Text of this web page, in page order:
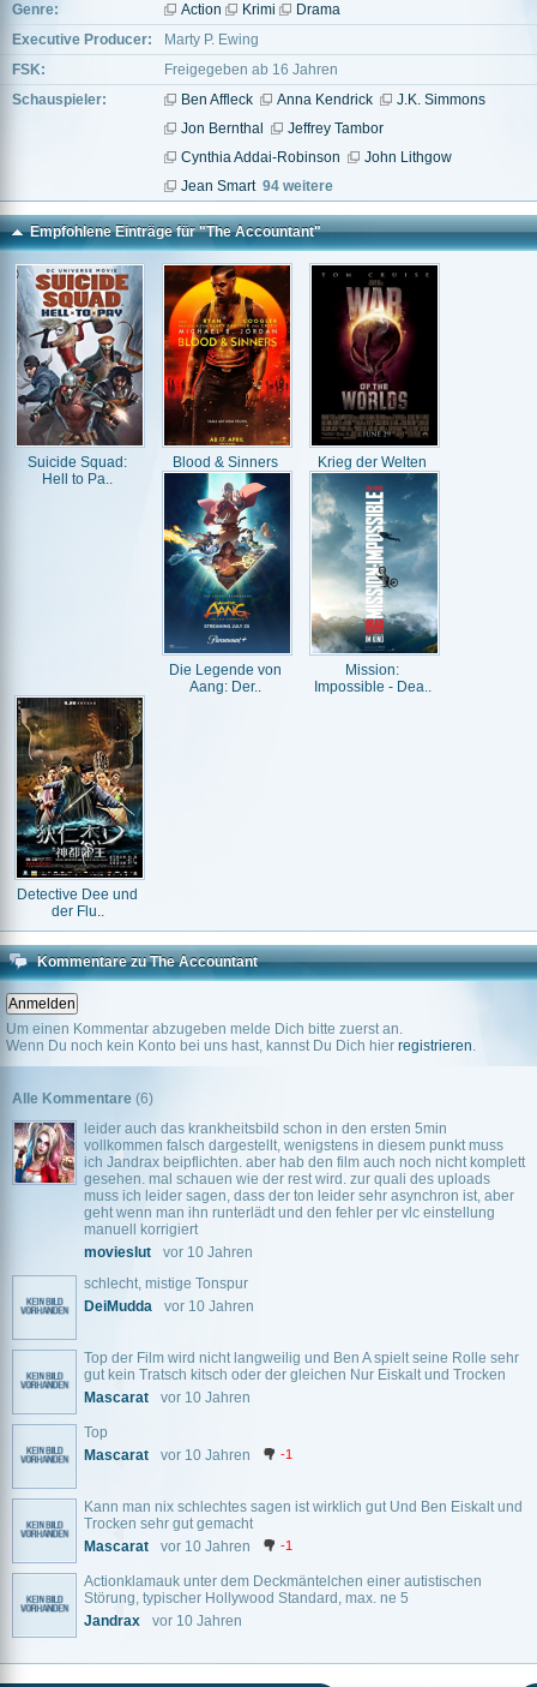
Genre:
Action Krimi
Drama
Executive Producer:
Marty P. Ewing
FSK:
Freigegeben ab 16 Jahren
Schauspieler:
Ben Affleck Anna Kendrick
J.K. Simmons
Jon Bernthal
Jeffrey Tambor
Cynthia Addai-Robinson
John Lithgow
Jean Smart 94 weitere
Empfohlene Einträge für "The Accountant"
Suicide Squad:
Hell to Pa..
Blood & Sinners Krieg der Welten
Die Legende von
Aang: Der..
Mission:
Impossible - Dea..
Detective Dee und
der Flu..
Kommentare zu The Accountant
Um einen Kommentar abzugeben melde Dich bitte zuerst an.
Wenn Du noch kein Konto bei uns hast, kannst Du Dich hier registrieren.
Alle Kommentare (6)
leider auch das krankheitsbild schon in den ersten 5min
vollkommen falsch dargestellt, wenigstens in diesem punkt muss
ich Jandrax beipflichten. aber hab den film auch noch nicht komplett
gesehen. mal schauen wie der rest wird. zur quali des uploads
muss ich leider sagen, dass der ton leider sehr asynchron ist, aber
geht wenn man ihn runterlädt und den fehler per vlc einstellung
manuell korrigiert
movieslut
vor 10 Jahren
schlecht, mistige Tonspur
DeiMudda
vor 10 Jahren
Top der Film wird nicht langweilig und Ben A spielt seine Rolle sehr
gut kein Tratsch kitsch oder der gleichen Nur Eiskalt und Trocken
Mascarat
vor 10 Jahren
Top
Mascarat
vor 10 Jahren -1
Kann man nix schlechtes sagen ist wirklich gut Und Ben Eiskalt und
Trocken sehr gut gemacht
Mascarat
vor 10 Jahren -1
Actionklamauk unter dem Deckmäntelchen einer autistischen
Störung, typischer Hollywood Standard, max. ne 5
Jandrax
vor 10 Jahren